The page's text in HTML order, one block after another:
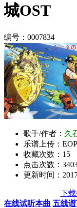
城OST
编号：0007834
歌手/作者： 久
乐谱上传：
收藏次数： 15
点击次数：
更新时间：
下
在线试听本曲 五线